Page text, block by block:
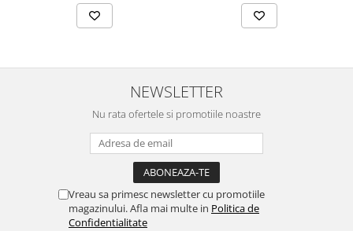
NEWSLETTER
Nu rata ofertele si promotiile noastre
Vreau sa primesc newsletter cu promotiile
magazinului. Afla mai multe in Politica de
Confidentialitate